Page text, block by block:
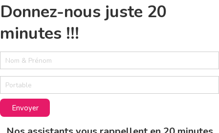
Donnez-nous juste 20
minutes !!!
2
m
n
u
t Envoyer